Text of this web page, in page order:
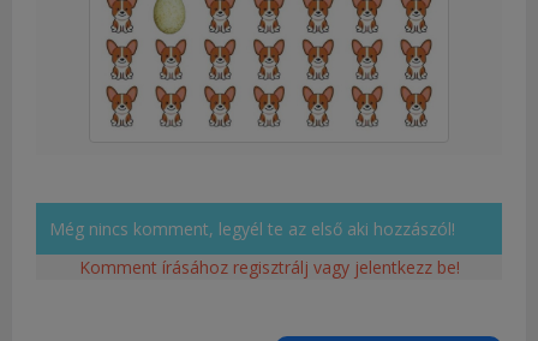
Még nincs komment, legyél te az első aki hozzászól!
Komment írásához regisztrálj vagy jelentkezz be!